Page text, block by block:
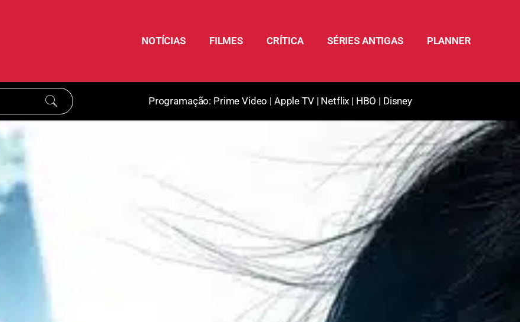
NOTÍCIAS FILMES CRÍTICA SÉRIES ANTIGAS PLANNER
Programação: Prime Video | Apple TV| Netflix | HBO | Disney